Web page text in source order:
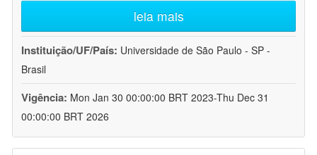
leia mais
Instituição/UF/País: Universidade de São Paulo - SP -
Brasil
Vigência: Mon Jan 30 00:00:00 BRT 2023-Thu Dec 31
00:00:00 BRT 2026